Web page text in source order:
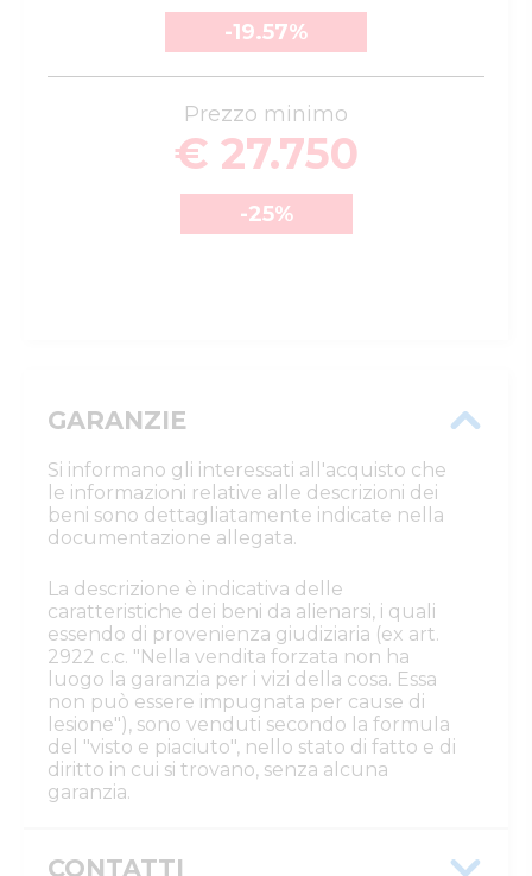
-19.57%
Prezzo minimo
€ 27.750
-25%
GARANZIE
Si informano gli interessati all'acquisto che
le informazioni relative alle descrizioni dei
beni sono dettagliatamente indicate nella
documentazione allegata.
La descrizione è indicativa delle
caratteristiche dei beni da alienarsi, i quali
essendo di provenienza giudiziaria (ex art.
2922 c.c. "Nella vendita forzata non ha
luogo la garanzia per i vizi della cosa. Essa
non può essere impugnata per cause di
lesione"), sono venduti secondo la formula
del "visto e piaciuto", nello stato di fatto e di
diritto in cui si trovano, senza alcuna
garanzia.
CONTATTI